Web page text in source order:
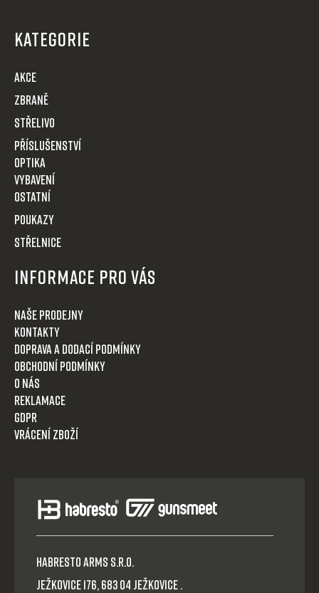
KATEGORIE
AKCE
Zbraně
Střelivo
Příslušenství
Optika
VYBAVENÍ
OSTATNÍ
POUKAZY
STŘELNICE
Informace pro Vás
Naše prodejny
Kontakty
Doprava a dodací podmínky
Obchodní podmínky
O nás
Reklamace
GDPR
Vrácení zboží
HABRESTO ARMS s.r.o.
Ježkovice 176, 683 04 Ježkovice .